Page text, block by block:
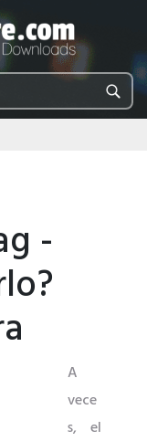
-
A
vece
s, el